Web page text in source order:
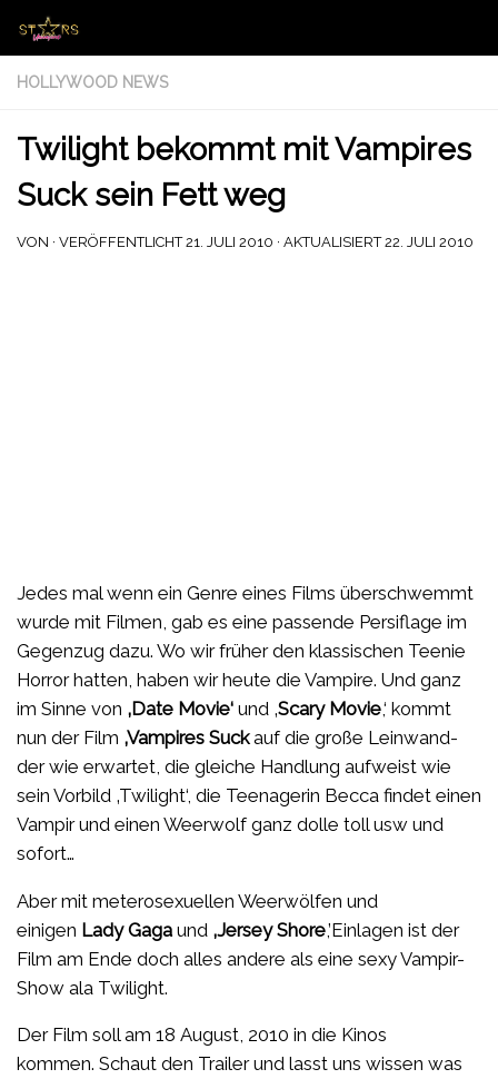
Zum Inhalt springen
HOLLYWOOD NEWS
Twilight bekommt mit Vampires
Suck sein Fett weg
VON · VERÖFFENTLICHT21. JULI 2010 · AKTUALISIERT22. JULI 2010
Jedes mal wenn ein Genre eines Films überschwemmt
wurde mit Filmen, gab es eine passende Persiflage im
Gegenzug dazu. Wo wir früher den klassischen Teenie
Horror hatten, haben wir heute die Vampire. Und ganz
im Sinne von ‚Date Movie‘ und ‚Scary Movie,‘ kommt
nun der Film ‚Vampires Suckauf die große Leinwand-
der wie erwartet, die gleiche Handlung aufweist wie
sein Vorbild ‚Twilight‘, die Teenagerin Becca findet einen
Vampir und einen Weerwolf ganz dolle toll usw und
sofort…
Aber mit meterosexuellen Weerwölfen und
einigen Lady Gaga und ‚Jersey Shore,’Einlagen ist der
Film am Ende doch alles andere als eine sexy Vampir-
Show ala Twilight.
Der Film soll am 18 August, 2010 in die Kinos
kommen. Schaut den Trailer und lasst uns wissen was